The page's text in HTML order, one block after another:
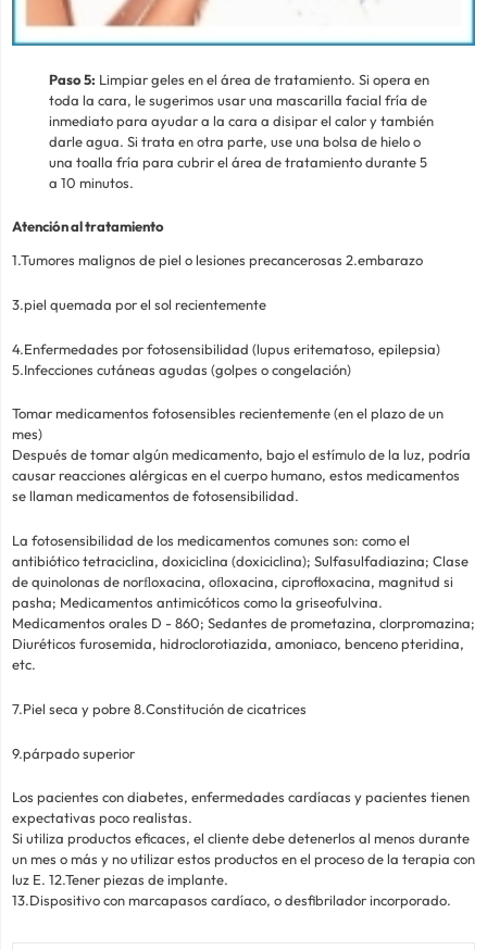
Paso 5: Limpiar geles en el área de tratamiento. Si opera en
toda la cara, le sugerimos usar una mascarilla facial fría de
inmediato para ayudar a la cara a disipar el calor y también
darle agua. Si trata en otra parte, use una bolsa de hielo o
una toalla fría para cubrir el área de tratamiento durante 5
a 10 minutos.
Atención al tratamiento
1.Tumores malignos de piel o lesiones precancerosas 2.embarazo
3.piel quemada por el sol recientemente
4.Enfermedades por fotosensibilidad (lupus eritematoso, epilepsia)
5.Infecciones cutáneas agudas (golpes o congelación)
Tomar medicamentos fotosensibles recientemente (en el plazo de un
mes)
Después de tomar algún medicamento, bajo el estímulo de la luz, podría
causar reacciones alérgicas en el cuerpo humano, estos medicamentos
se llaman medicamentos de fotosensibilidad.
La fotosensibilidad de los medicamentos comunes son: como el
antibiótico tetraciclina, doxiciclina (doxiciclina); Sulfasulfadiazina; Clase
de quinolonas de norﬂoxacina, oﬂoxacina, ciprofloxacina, magnitud si
pasha; Medicamentos antimicóticos como la griseofulvina.
Medicamentos orales D - 860; Sedantes de prometazina, clorpromazina;
Diuréticos furosemida, hidroclorotiazida, amoniaco, benceno pteridina,
etc.
7.Piel seca y pobre 8.Constitución de cicatrices
9.párpado superior
Los pacientes con diabetes, enfermedades cardíacas y pacientes tienen
expectativas poco realistas.
Si utiliza productos eficaces, el cliente debe detenerlos al menos durante
un mes o más y no utilizar estos productos en el proceso de la terapia con
luz E. 12.Tener piezas de implante.
13.Dispositivo con marcapasos cardíaco, o desfibrilador incorporado.